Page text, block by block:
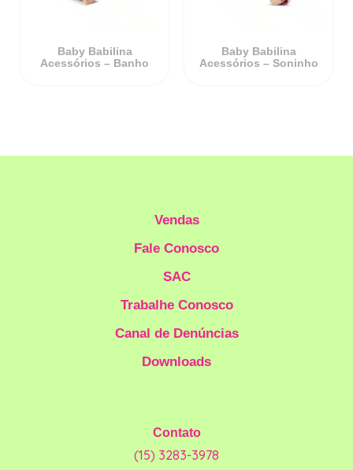
Baby Babilina
Acessórios – Banho
Baby Babilina
Acessórios – Soninho
Vendas
Fale Conosco
SAC
Trabalhe Conosco
Canal de Denúncias
Downloads
Contato
(15) 3283-3978